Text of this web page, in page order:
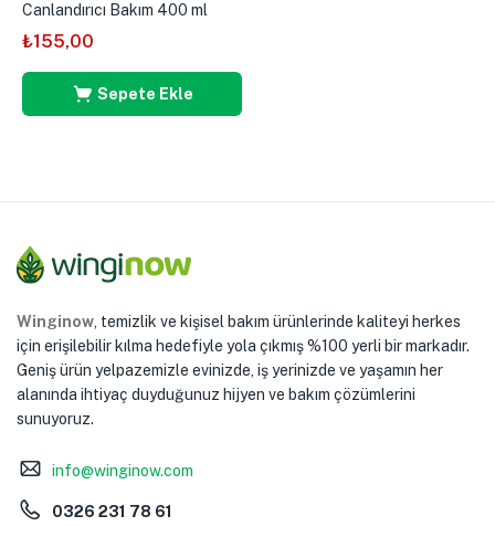
Canlandırıcı Bakım 400 ml
₺155,00
Sepete Ekle
Winginow, temizlik ve kişisel bakım ürünlerinde kaliteyi herkes
için erişilebilir kılma hedefiyle yola çıkmış %100 yerli bir markadır.
Geniş ürün yelpazemizle evinizde, iş yerinizde ve yaşamın her
alanında ihtiyaç duyduğunuz hijyen ve bakım çözümlerini
sunuyoruz.
info@winginow.com
0326 231 78 61